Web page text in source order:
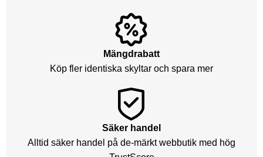
Mängdrabatt
Köp fler identiska skyltar och spara mer
Säker handel
Alltid säker handel på de-märkt webbutik med hög